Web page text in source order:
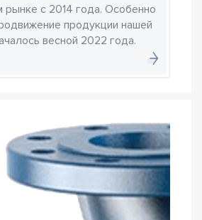
рынке с 2014 года. Особенно
продукции нашей
весной 2022 года.